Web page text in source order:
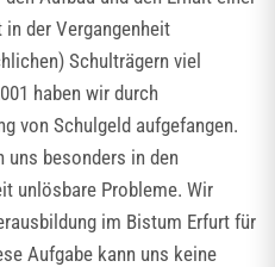
der Vergangenheit
Schulträgern viel
haben wir durch
von Schulgeld aufgefangen.
uns besonders in den
unlösbare Probleme. Wir
im Bistum Erfurt für
Aufgabe kann uns keine